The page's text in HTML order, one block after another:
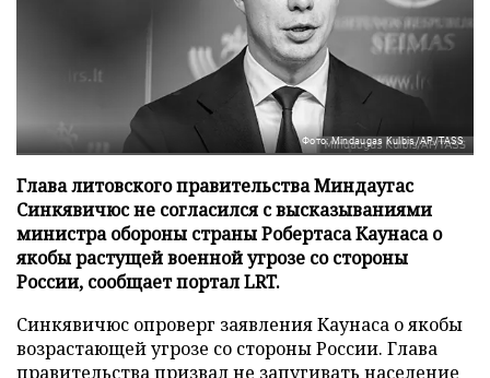
Фото: Mindaugas Kulbis/AP/TASS
Глава литовского правительства Миндаугас
Синкявичюс не согласился с высказываниями
министра обороны страны Робертаса Каунаса о
якобы растущей военной угрозе со стороны
России, сообщает портал LRT.
Синкявичюс опроверг заявления Каунаса о якобы
возрастающей угрозе со стороны России. Глава
правительства призвал не запугивать население